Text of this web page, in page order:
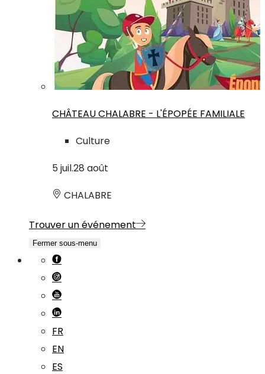
CHÂTEAU CHALABRE - L'ÉPOPÉE FAMILIALE
Culture
5 juil.28 août
CHALABRE
Trouver un événement
Fermer sous-menu
FR
EN
ES